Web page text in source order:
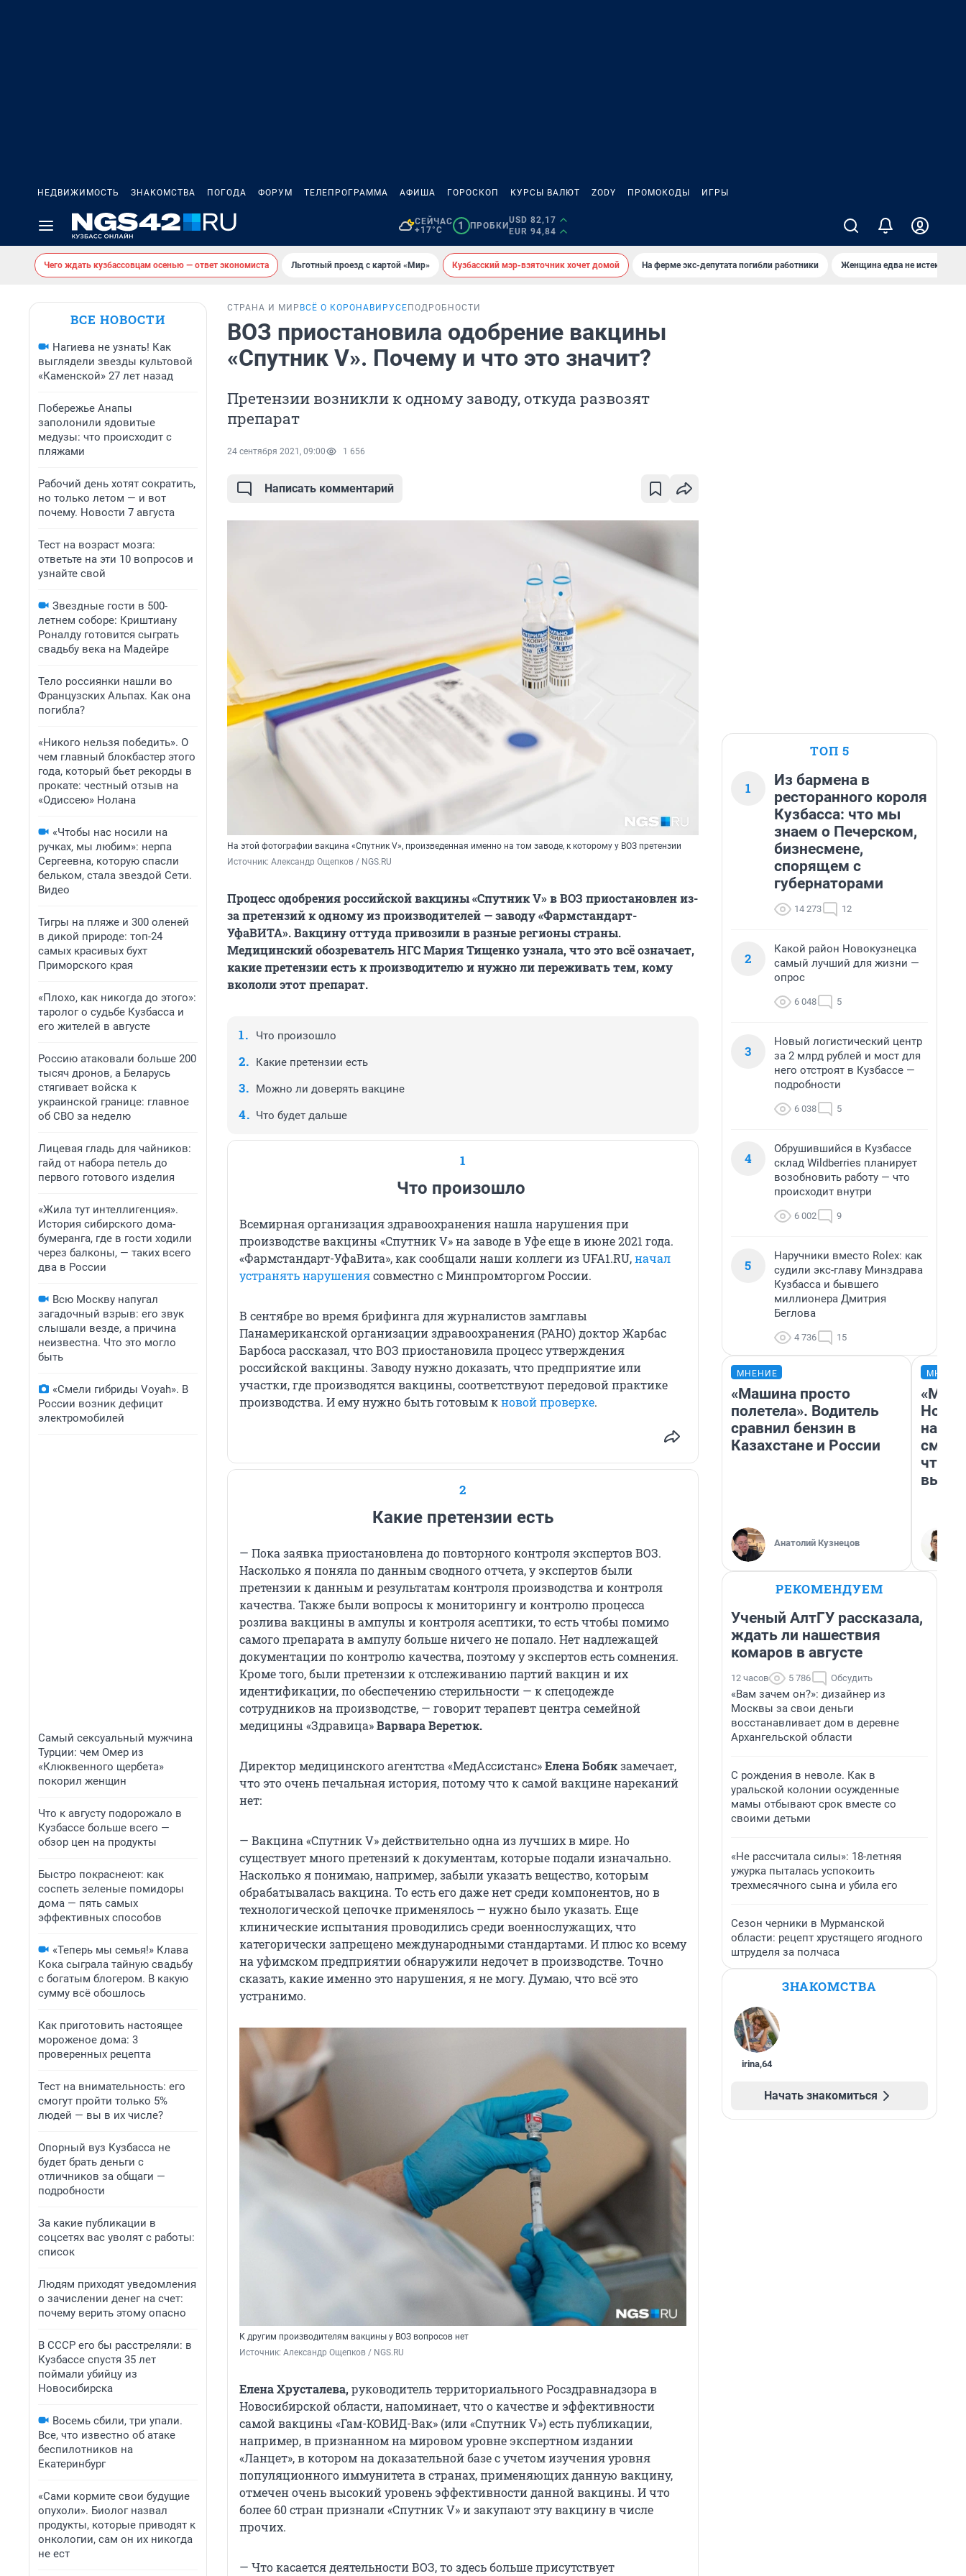
НЕДВИЖИМОСТЬ ЗНАКОМСТВА ПОГОДА ФОРУМ ТЕЛЕПРОГРАММА АФИША ГОРОСКОП КУРСЫ ВАЛЮТ ZODY ПРОМОКОДЫ ИГРЫ
СЕЙЧАС
+17°C
1 ПРОБКИ
USD 82,17
EUR 94,84
Чего ждать кузбассовцам осенью — ответ экономиста Льготный проезд с картой «Мир» Кузбасский мэр-взяточник хочет домой На ферме экс-депутата погибли работники Женщина едва не истекла
ВСЕ НОВОСТИ
Нагиева не узнать! Как
выглядели звезды культовой
«Каменской» 27 лет назад
Побережье Анапы
заполонили ядовитые
медузы: что происходит с
пляжами
Рабочий день хотят сократить,
но только летом — и вот
почему. Новости 7 августа
Тест на возраст мозга:
ответьте на эти 10 вопросов и
узнайте свой
Звездные гости в 500-
летнем соборе: Криштиану
Роналду готовится сыграть
свадьбу века на Мадейре
Тело россиянки нашли во
Французских Альпах. Как она
погибла?
«Никого нельзя победить». О
чем главный блокбастер этого
года, который бьет рекорды в
прокате: честный отзыв на
«Одиссею» Нолана
«Чтобы нас носили на
ручках, мы любим»: нерпа
Сергеевна, которую спасли
бельком, стала звездой Сети.
Видео
Тигры на пляже и 300 оленей
в дикой природе: топ-24
самых красивых бухт
Приморского края
«Плохо, как никогда до этого»:
таролог о судьбе Кузбасса и
его жителей в августе
Россию атаковали больше 200
тысяч дронов, а Беларусь
стягивает войска к
украинской границе: главное
об СВО за неделю
Лицевая гладь для чайников:
гайд от набора петель до
первого готового изделия
«Жила тут интеллигенция».
История сибирского дома-
бумеранга, где в гости ходили
через балконы, — таких всего
два в России
Всю Москву напугал
загадочный взрыв: его звук
слышали везде, а причина
неизвестна. Что это могло
быть
«Смели гибриды Voyah». В
России возник дефицит
электромобилей
Самый сексуальный мужчина
Турции: чем Омер из
«Клюквенного щербета»
покорил женщин
Что к августу подорожало в
Кузбассе больше всего —
обзор цен на продукты
Быстро покраснеют: как
соспеть зеленые помидоры
дома — пять самых
эффективных способов
«Теперь мы семья!» Клава
Кока сыграла тайную свадьбу
с богатым блогером. В какую
сумму всё обошлось
Как приготовить настоящее
мороженое дома: 3
проверенных рецепта
Тест на внимательность: его
смогут пройти только 5%
людей — вы в их числе?
Опорный вуз Кузбасса не
будет брать деньги с
отличников за общаги —
подробности
За какие публикации в
соцсетях вас уволят с работы:
список
Людям приходят уведомления
о зачислении денег на счет:
почему верить этому опасно
В СССР его бы расстреляли: в
Кузбассе спустя 35 лет
поймали убийцу из
Новосибирска
Восемь сбили, три упали.
Все, что известно об атаке
беспилотников на
Екатеринбург
«Сами кормите свои будущие
опухоли». Биолог назвал
продукты, которые приводят к
онкологии, сам он их никогда
не ест
СТРАНА И МИР ВСЁ О КОРОНАВИРУСЕ ПОДРОБНОСТИ
ВОЗ приостановила одобрение вакцины
«Спутник V». Почему и что это значит?
Претензии возникли к одному заводу, откуда развозят
препарат
24 сентября 2021, 09:00 1 656
Написать комментарий
На этой фотографии вакцина «Спутник V», произведенная именно на том заводе, к которому у ВОЗ претензии
Источник: Александр Ощепков / NGS.RU
Процесс одобрения российской вакцины «Спутник V» в ВОЗ приостановлен из-
за претензий к одному из производителей — заводу «Фармстандарт-
УфаВИТА». Вакцину оттуда привозили в разные регионы страны.
Медицинский обозреватель НГС Мария Тищенко узнала, что это всё означает,
какие претензии есть к производителю и нужно ли переживать тем, кому
вкололи этот препарат.
Что произошло
Какие претензии есть
Можно ли доверять вакцине
Что будет дальше
1
Что произошло
Всемирная организация здравоохранения нашла нарушения при
производстве вакцины «Спутник V» на заводе в Уфе еще в июне 2021 года.
«Фармстандарт-УфаВита», как сообщали наши коллеги из UFA1.RU,начал
устранять нарушениясовместно с Минпромторгом России.
В сентябре во время брифинга для журналистов замглавы
Панамериканской организации здравоохранения (PAHO) доктор Жарбас
Барбоса рассказал, что ВОЗ приостановила процесс утверждения
российской вакцины. Заводу нужно доказать, что предприятие или
участки, где производятся вакцины, соответствуют передовой практике
производства. И ему нужно быть готовым кновой проверке.
2
Какие претензии есть
— Пока заявка приостановлена до повторного контроля экспертов ВОЗ.
Насколько я поняла по данным сводного отчета, у экспертов были
претензии к данным и результатам контроля производства и контроля
качества. Также были вопросы к мониторингу и контролю процесса
розлива вакцины в ампулы и контроля асептики, то есть чтобы помимо
самого препарата в ампулу больше ничего не попало. Нет надлежащей
документации по контролю качества, поэтому у экспертов есть сомнения.
Кроме того, были претензии к отслеживанию партий вакцин и их
идентификации, по обеспечению стерильности — к спецодежде
сотрудников на производстве, — говорит терапевт центра семейной
медицины «Здравица»Варвара Веретюк.
Директор медицинского агентства «МедАссистанс»Елена Бобякзамечает,
что это очень печальная история, потому что к самой вакцине нареканий
нет:
— Вакцина «Спутник V» действительно одна из лучших в мире. Но
существует много претензий к документам, которые подали изначально.
Насколько я понимаю, например, забыли указать вещество, которым
обрабатывалась вакцина. То есть его даже нет среди компонентов, но в
технологической цепочке применялось — нужно было указать. Еще
клинические испытания проводились среди военнослужащих, что
категорически запрещено международными стандартами. И плюс ко всему
на уфимском предприятии обнаружили недочет в производстве. Точно
сказать, какие именно это нарушения, я не могу. Думаю, что всё это
устранимо.
К другим производителям вакцины у ВОЗ вопросов нет
Источник: Александр Ощепков / NGS.RU
Елена Хрусталева,руководитель территориального Росздравнадзора в
Новосибирской области, напоминает, что о качестве и эффективности
самой вакцины «Гам-КОВИД-Вак» (или «Спутник V») есть публикации,
например, в признанном на мировом уровне экспертном издании
«Ланцет», в котором на доказательной базе с учетом изучения уровня
популяционного иммунитета в странах, применяющих данную вакцину,
отмечен очень высокий уровень эффективности данной вакцины. И что
более 60 стран признали «Спутник V» и закупают эту вакцину в числе
прочих.
— Что касается деятельности ВОЗ, то здесь больше присутствует
ТОП 5
1
Из бармена в
ресторанного короля
Кузбасса: что мы
знаем о Печерском,
бизнесмене,
спорящем с
губернаторами
14 273 12
2
Какой район Новокузнецка
самый лучший для жизни —
опрос
6 048 5
3
Новый логистический центр
за 2 млрд рублей и мост для
него отстроят в Кузбассе —
подробности
6 038 5
4
Обрушившийся в Кузбассе
склад Wildberries планирует
возобновить работу — что
происходит внутри
6 002 9
5
Наручники вместо Rolex: как
судили экс-главу Минздрава
Кузбасса и бывшего
миллионера Дмитрия
Беглова
4 736 15
МНЕНИЕ
«Машина просто
полетела». Водитель
сравнил бензин в
Казахстане и России
Анатолий Кузнецов
«Мы
РЕКОМЕНДУЕМ
Ученый АлтГУ рассказала,
ждать ли нашествия
комаров в августе
12 часов 5 786 Обсудить
«Вам зачем он?»: дизайнер из
Москвы за свои деньги
восстанавливает дом в деревне
Архангельской области
С рождения в неволе. Как в
уральской колонии осужденные
мамы отбывают срок вместе со
своими детьми
«Не рассчитала силы»: 18-летняя
ужурка пыталась успокоить
трехмесячного сына и убила его
Сезон черники в Мурманской
области: рецепт хрустящего ягодного
штруделя за полчаса
ЗНАКОМСТВА
irina,64
Начать знакомиться